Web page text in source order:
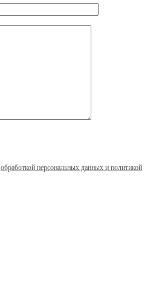
обработкой персональных данных и политикой